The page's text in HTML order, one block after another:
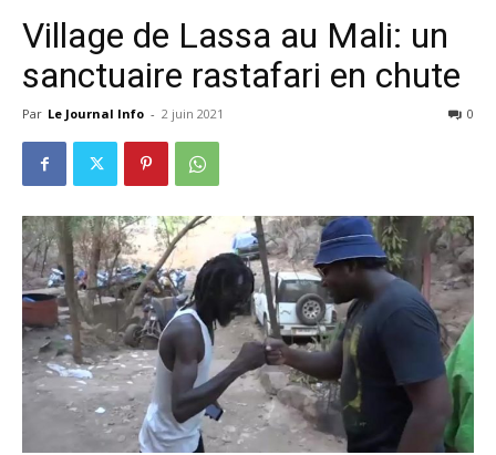
Village de Lassa au Mali: un
sanctuaire rastafari en chute
Par Le Journal Info - 2 juin 2021 0